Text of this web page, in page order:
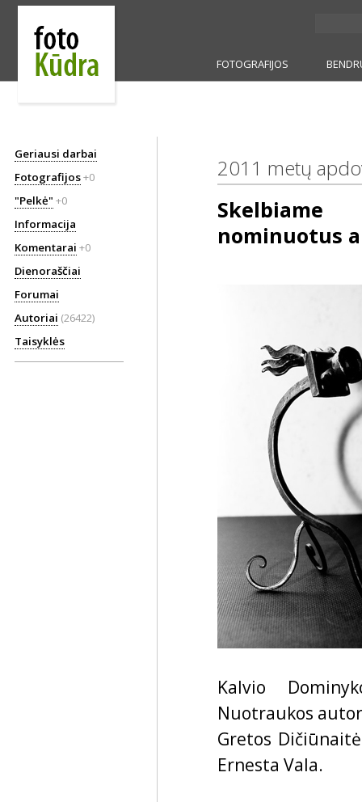
FOTOGRAFIJOS
Geriausi darbai
Fotografijos+0
"Pelkė" +0
Informacija
Komentarai +0
Dienoraščiai
Forumai
Autoriai (26422)
Taisyklės
2011 metų
Skelbiame
nominuotus
Kalvio
Nuotraukos
Gretos
Ernesta Vala.